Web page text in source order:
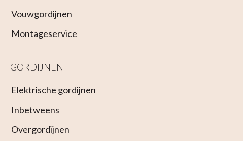
Vouwgordijnen
Montageservice
GORDIJNEN
Elektrische gordijnen
Inbetweens
Overgordijnen